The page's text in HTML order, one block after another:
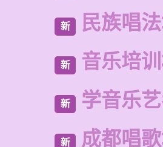
新 民族唱
新 音乐培
新 学音乐
新 成都唱